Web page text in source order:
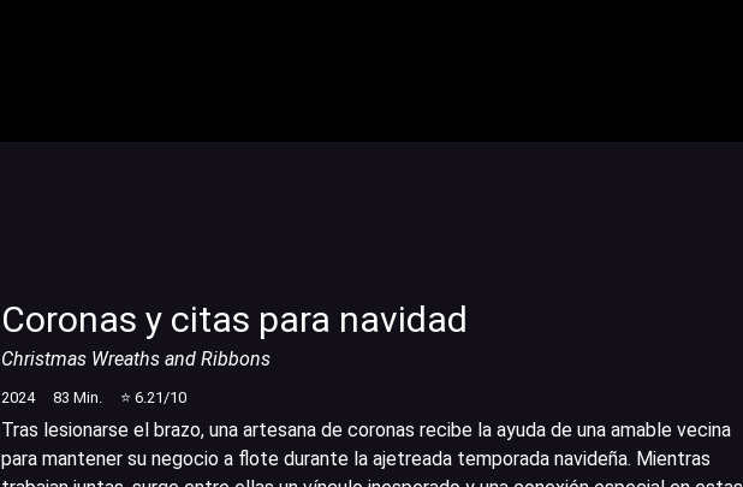
Coronas y citas para navidad
Christmas Wreaths and Ribbons
2024 83 Min. ⭐ 6.21 /10
Tras lesionarse el brazo, una artesana de coronas recibe la ayuda de una amable vecina
para mantener su negocio a flote durante la ajetreada temporada navideña. Mientras